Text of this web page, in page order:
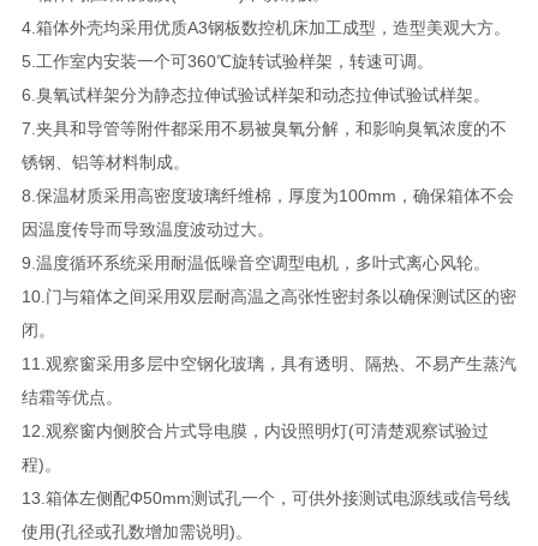
4.箱体外壳均采用优质A3钢板数控机床加工成型，造型美观大方。
5.工作室内安装一个可360℃旋转试验样架，转速可调。
6.臭氧试样架分为静态拉伸试验试样架和动态拉伸试验试样架。
7.夹具和导管等附件都采用不易被臭氧分解，和影响臭氧浓度的不
锈钢、铝等材料制成。
8.保温材质采用高密度玻璃纤维棉，厚度为100mm，确保箱体不会
因温度传导而导致温度波动过大。
9.温度循环系统采用耐温低噪音空调型电机，多叶式离心风轮。
10.门与箱体之间采用双层耐高温之高张性密封条以确保测试区的密
闭。
11.观察窗采用多层中空钢化玻璃，具有透明、隔热、不易产生蒸汽
结霜等优点。
12.观察窗内侧胶合片式导电膜，内设照明灯(可清楚观察试验过
程)。
13.箱体左侧配Φ50mm测试孔一个，可供外接测试电源线或信号线
使用(孔径或孔数增加需说明)。